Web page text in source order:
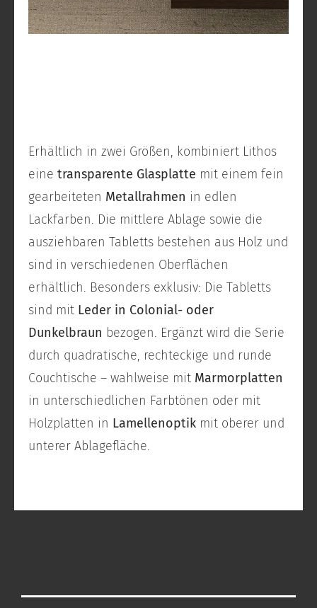
Erhältlich in zwei Größen, kombiniert Lithos
eine transparente Glasplatte mit einem fein
gearbeiteten Metallrahmen in edlen
Lackfarben. Die mittlere Ablage sowie die
ausziehbaren Tabletts bestehen aus Holz und
sind in verschiedenen Oberflächen
erhältlich. Besonders exklusiv: Die Tabletts
sind mit Leder in Colonial- oder
Dunkelbraun bezogen. Ergänzt wird die Serie
durch quadratische, rechteckige und runde
Couchtische – wahlweise mit Marmorplatten
in unterschiedlichen Farbtönen oder mit
Holzplatten in Lamellenoptik mit oberer und
unterer Ablagefläche.